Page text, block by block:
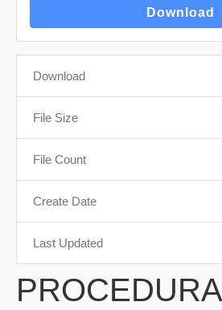
Download
Download
File Size
File Count
Create Date
Last Updated
PROCEDURA